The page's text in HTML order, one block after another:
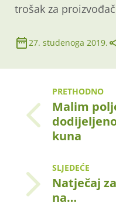
trošak za
27. studenoga 2019.
PRETHODNO
Malim
kuna
SLJEDEĆE
Natječaj
na…